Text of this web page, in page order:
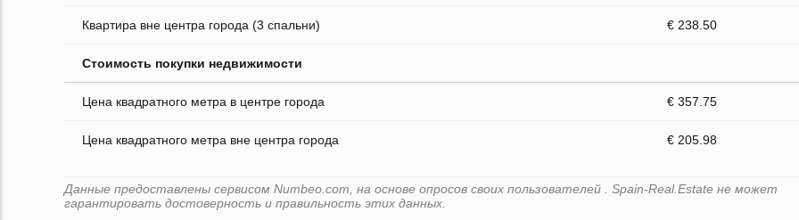
Квартира вне центра города (3 спальни) € 238.50
Стоимость покупки недвижимости
Цена квадратного метра в центре города € 357.75
Цена квадратного метра вне центра города € 205.98
Данные предоставлены сервисом Numbeo.com, на основе опросов своих пользователей . Spain-Real.Estate не может
гарантировать достоверность и правильность этих данных.